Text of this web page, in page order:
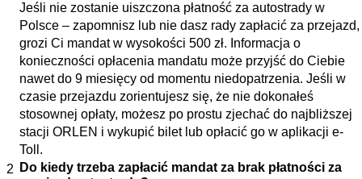
Jeśli nie zostanie uiszczona płatność za autostrady w
Polsce – zapomnisz lub nie dasz rady zapłacić za przejazd,
grozi Ci mandat w wysokości 500 zł. Informacja o
konieczności opłacenia mandatu może przyjść do Ciebie
nawet do 9 miesięcy od momentu niedopatrzenia. Jeśli w
czasie przejazdu zorientujesz się, że nie dokonałeś
stosownej opłaty, możesz po prostu zjechać do najbliższej
stacji ORLEN i wykupić bilet lub opłacić go w aplikacji e-
Toll.
Do kiedy trzeba zapłacić mandat za brak płatności za